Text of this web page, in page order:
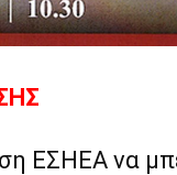
ΕΣΗΕΑ να